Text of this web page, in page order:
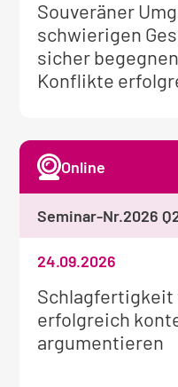
Weitere
Informationen
zum
Seminar:
Souveräner
schwierigen
sicher begegnen
Konflikte
Weitere
Informationen
zum
erfolgreich
argumentieren
24.09.2026
Online
Seminar-Nr.2026